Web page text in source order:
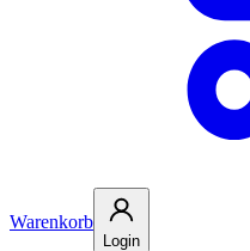
Warenkorb
Login